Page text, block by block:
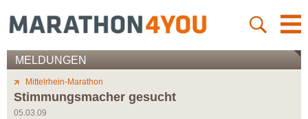
MELDUNGEN
Mittelrhein-Marathon
Stimmungsmacher gesucht
05.03.09